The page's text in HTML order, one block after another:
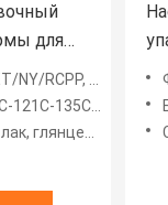
для
VMPET/PE, PET/AL/PE, BOPP/VMCPP,
30-40 минут
УФ